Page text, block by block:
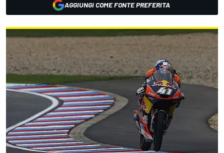
AGGIUNGI COME FONTE PREFERITA